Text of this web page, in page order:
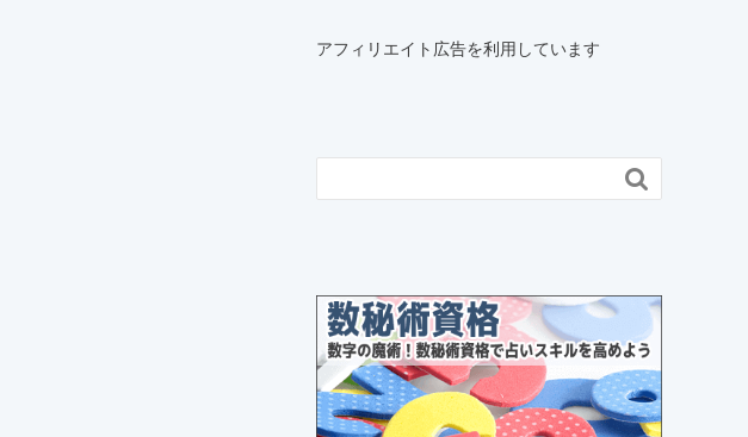
アフィリエイト広告を利用しています
